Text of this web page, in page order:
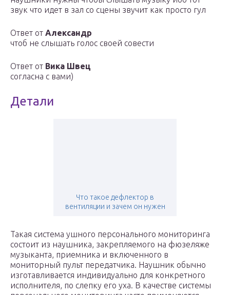
звук что идет в зал со сцены звучит как просто гул
Ответ от Александр
чтоб не слышать голос своей совести
Ответ от Вика Швец
согласна с вами)
Детали
Что такое дефлектор в
вентиляции и зачем он нужен
Такая система ушного персонального мониторинга
состоит из наушника, закрепляемого на фюзеляже
музыканта, приемника и включенного в
мониторный пульт передатчика. Наушник обычно
изготавливается индивидуально для конкретного
исполнителя, по слепку его уха. В качестве системы